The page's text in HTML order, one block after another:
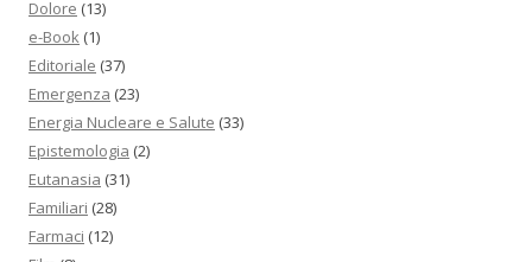
Dolore (13)
e-Book (1)
Editoriale (37)
Emergenza (23)
Energia Nucleare e Salute (33)
Epistemologia (2)
Eutanasia (31)
Familiari (28)
Farmaci (12)